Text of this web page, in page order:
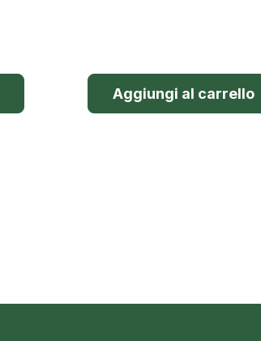
Aggiungi al carrello